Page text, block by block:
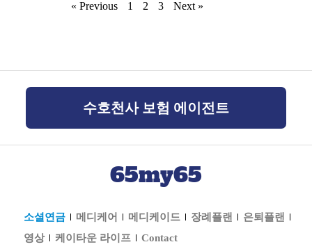
« Previous 1 2 3 Next »
수호천사 보험 에이전트
65my65
소셜연금 메디케어 메디케이드 장례플랜
은퇴플랜
영상
케이타운 라이프 Contact